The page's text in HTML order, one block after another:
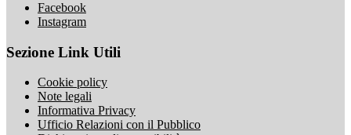
Facebook
Instagram
Sezione Link Utili
Cookie policy
Note legali
Informativa Privacy
Ufficio Relazioni con il Pubblico